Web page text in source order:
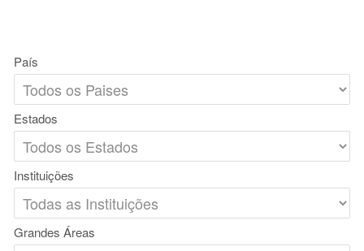
País
Estados
Instituições
Grandes Áreas